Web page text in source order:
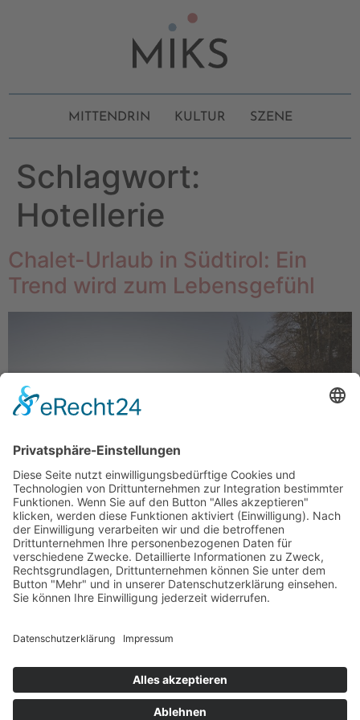
MITTENDRIN KULTUR SZENE
Schlagwort:
Hotellerie
Chalet-Urlaub in Südtirol: Ein
Trend wird zum Lebensgefühl
Chalets in Hafling bei Meran (Foto: Alex Filz) In den
letzten zehn Jahren hat sich die Anzahl der buchbaren
Chalets in Südtirol mehr als verdoppelt. Über 250 der
steigend. Der geneigte Urlauber kennt die
Erweiterung bestehender Hotels. Und genau diese
Erweiterung hat Ende […]